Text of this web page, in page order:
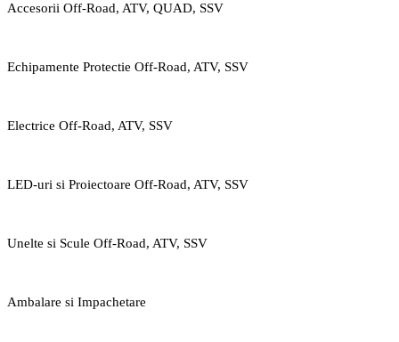
Accesorii Off-Road, ATV, QUAD, SSV
Echipamente Protectie Off-Road, ATV, SSV
Electrice Off-Road, ATV, SSV
LED-uri si Proiectoare Off-Road, ATV, SSV
Unelte si Scule Off-Road, ATV, SSV
Ambalare si Impachetare